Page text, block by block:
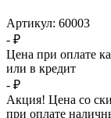
Артикул: 60003
- ₽
Цена при оплате
или в кредит
- ₽
Акция! Цена со
при оплате